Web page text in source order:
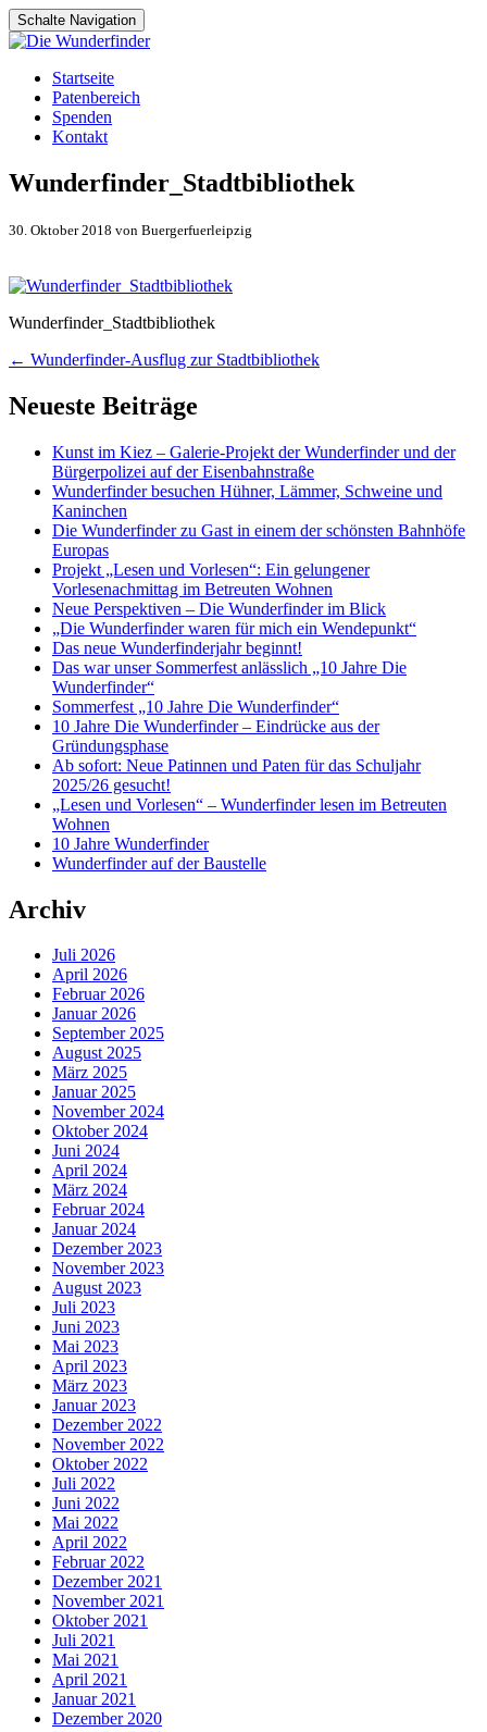
Schalte Navigation
Zum
Inhalt
springen
Startseite
Patenbereich
Spenden
Kontakt
Wunderfinder_Stadtbibliothek
30. Oktober 2018 von Buergerfuerleipzig
Wunderfinder_Stadtbibliothek
Artikel-
Navigation
← Wunderfinder-Ausflug zur Stadtbibliothek
Neueste Beiträge
Kunst im Kiez – Galerie-Projekt der Wunderfinder und der
Bürgerpolizei auf der Eisenbahnstraße
Wunderfinder besuchen Hühner, Lämmer, Schweine und
Kaninchen
Die Wunderfinder zu Gast in einem der schönsten Bahnhöfe
Europas
Projekt „Lesen und Vorlesen“: Ein gelungener
Vorlesenachmittag im Betreuten Wohnen
Neue Perspektiven – Die Wunderfinder im Blick
„Die Wunderfinder waren für mich ein Wendepunkt“
Das neue Wunderfinderjahr beginnt!
Das war unser Sommerfest anlässlich „10 Jahre Die
Wunderfinder“
Sommerfest „10 Jahre Die Wunderfinder“
10 Jahre Die Wunderfinder – Eindrücke aus der
Gründungsphase
Ab sofort: Neue Patinnen und Paten für das Schuljahr
2025/26 gesucht!
„Lesen und Vorlesen“ – Wunderfinder lesen im Betreuten
Wohnen
10 Jahre Wunderfinder
Wunderfinder auf der Baustelle
Archiv
Juli 2026
April 2026
Februar 2026
Januar 2026
September 2025
August 2025
März 2025
Januar 2025
November 2024
Oktober 2024
Juni 2024
April 2024
März 2024
Februar 2024
Januar 2024
Dezember 2023
November 2023
August 2023
Juli 2023
Juni 2023
Mai 2023
April 2023
März 2023
Januar 2023
Dezember 2022
November 2022
Oktober 2022
Juli 2022
Juni 2022
Mai 2022
April 2022
Februar 2022
Dezember 2021
November 2021
Oktober 2021
Juli 2021
Mai 2021
April 2021
Januar 2021
Dezember 2020